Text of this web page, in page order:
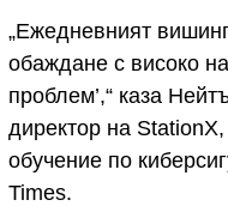
„Ежедневният
обаждане с високо
проблем’,“ каза
директор на
обучение по
Times.